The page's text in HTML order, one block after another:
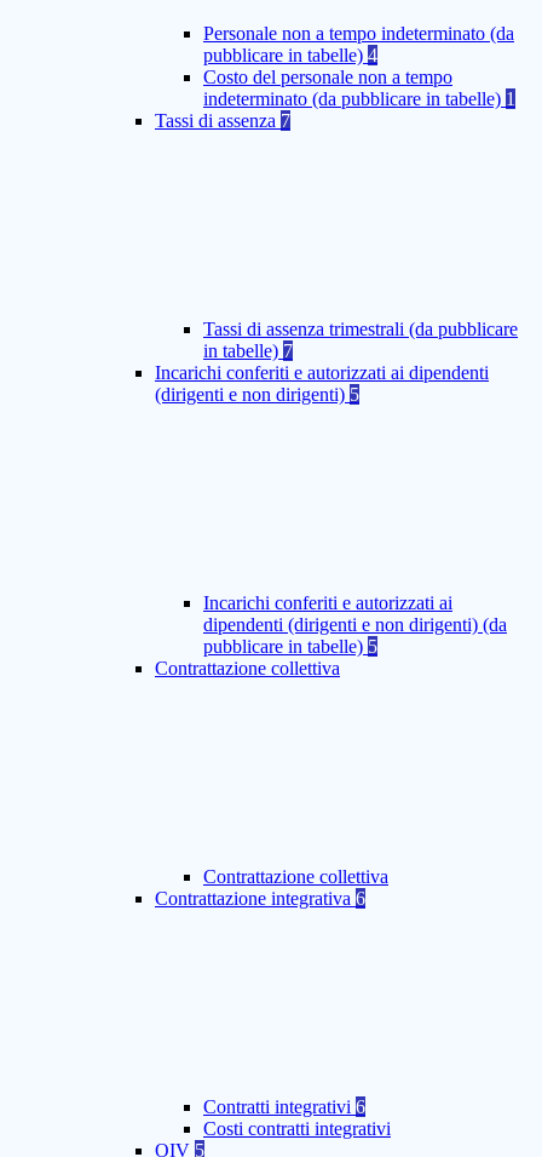
Personale non a tempo indeterminato (da
pubblicare in tabelle) 4
Costo del personale non a tempo
indeterminato (da pubblicare in tabelle) 1
Tassi di assenza 7
Tassi di assenza trimestrali (da pubblicare
in tabelle) 7
Incarichi conferiti e autorizzati ai dipendenti
(dirigenti e non dirigenti) 5
Incarichi conferiti e autorizzati ai
dipendenti (dirigenti e non dirigenti) (da
pubblicare in tabelle) 5
Contrattazione collettiva
Contrattazione collettiva
Contrattazione integrativa 6
Contratti integrativi 6
Costi contratti integrativi
OIV 5